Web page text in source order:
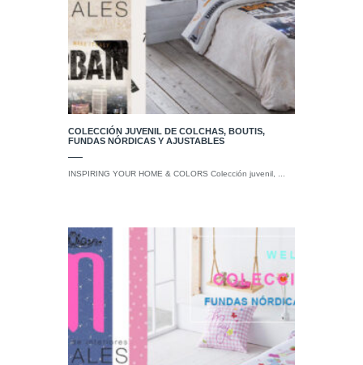
COLECCIÓN JUVENIL DE COLCHAS, BOUTIS,
FUNDAS NÓRDICAS Y AJUSTABLES
INSPIRING YOUR HOME & COLORS Colección juvenil, ...